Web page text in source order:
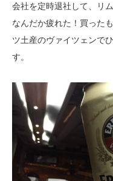
会社を定時退社して、リ
なんだか疲れた！買った
ツ土産のヴァイツェンで
す。